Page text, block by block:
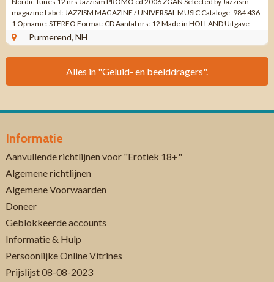
magazine Label: JAZZISM MAGAZINE / UNIVERSAL MUSIC Cataloge: 984 436-
1 Opname: STEREO Format: CD Aantal nrs: 12 Made in HOLLAND Uitgave
jaar: 2006 Genre: JAZZ ...
Purmerend, NH
Alles in "Geluid- en beelddragers".
Informatie
Aanvullende richtlijnen voor "Erotiek 18+"
Algemene richtlijnen
Algemene Voorwaarden
Doneer
Geblokkeerde accounts
Informatie & Hulp
Persoonlijke Online Vitrines
Prijslijst 08-08-2023